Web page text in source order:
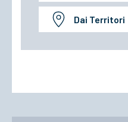
Dai Territori